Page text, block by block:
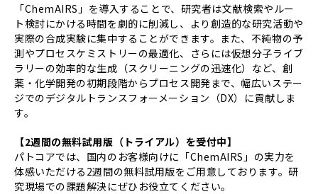
「ChemAIRS」を導入することで、研究者は文献検索やルー
ト検討にかける時間を劇的に削減し、より創造的な研究活動や
実際の合成実験に集中することができます。また、不純物の予
測やプロセスケミストリーの最適化、さらには仮想分子ライブ
ラリーの効率的な生成（スクリーニングの迅速化）など、創
薬・化学開発の初期段階からプロセス開発まで、幅広いステー
ジでのデジタルトランスフォーメーション（DX）に貢献しま
す。
【2週間の無料試用版（トライアル）を受付中】
パトコアでは、国内のお客様向けに「ChemAIRS」の実力を
体感いただける2週間の無料試用版をご用意しております。研
究現場での課題解決にぜひお役立てください。